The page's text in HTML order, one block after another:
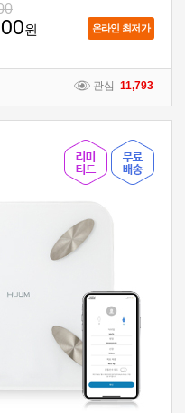
관심 11,793
원 온라인 최저가